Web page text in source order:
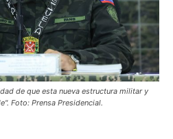
de que esta nueva estructura militar y
Foto: Prensa Presidencial.